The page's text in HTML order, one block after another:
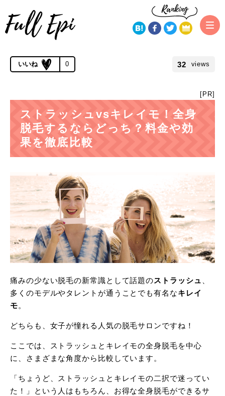
トップページ
ストラッシュvsキレイモ！全身脱毛
するならどっち？料金や効果を徹底比較
0 32 views
[PR]
ストラッシュvsキレイモ！全身
脱毛するならどっち？料金や効
果を徹底比較
痛みの少ない脱毛の新常識として話題のストラッシュ
多くのモデルやタレントが通うことでも有名なキレイ
モ。
どちらも、女子が憧れる人気の脱毛サロンですね！
ここでは、ストラッシュとキレイモの全身脱毛を中心
に、さまざまな角度から比較しています。
「ちょうど、ストラッシュとキレイモの二択で迷ってい
た！」という人はもちろん、お得な全身脱毛ができるサ